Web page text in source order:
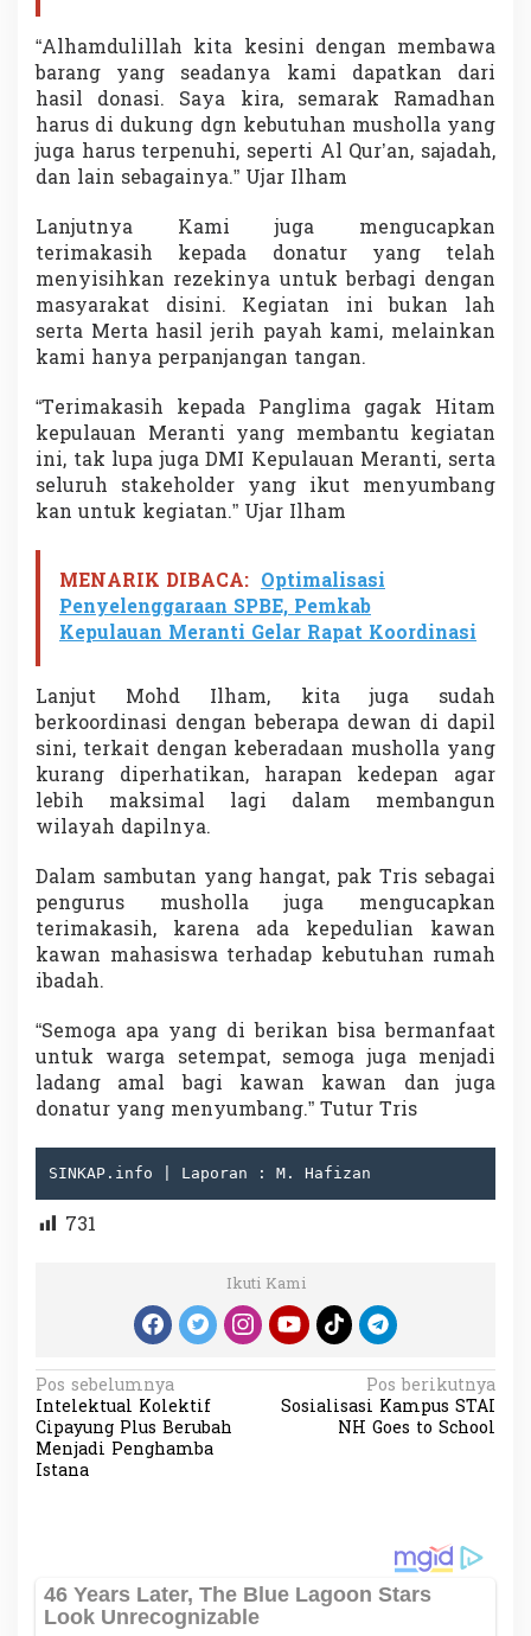
“Alhamdulillah kita kesini dengan membawa
barang yang seadanya kami dapatkan dari
hasil donasi. Saya kira, semarak Ramadhan
harus di dukung dgn kebutuhan musholla yang
juga harus terpenuhi, seperti Al Qur’an, sajadah,
dan lain sebagainya.” Ujar Ilham
Lanjutnya Kami juga mengucapkan
terimakasih kepada donatur yang telah
menyisihkan rezekinya untuk berbagi dengan
masyarakat disini. Kegiatan ini bukan lah
serta Merta hasil jerih payah kami, melainkan
kami hanya perpanjangan tangan.
“Terimakasih kepada Panglima gagak Hitam
kepulauan Meranti yang membantu kegiatan
ini, tak lupa juga DMI Kepulauan Meranti, serta
seluruh stakeholder yang ikut menyumbang
kan untuk kegiatan.” Ujar Ilham
MENARIK DIBACA: Optimalisasi
Penyelenggaraan SPBE, Pemkab
Kepulauan Meranti Gelar Rapat Koordinasi
Lanjut Mohd Ilham, kita juga sudah
berkoordinasi dengan beberapa dewan di dapil
sini, terkait dengan keberadaan musholla yang
kurang diperhatikan, harapan kedepan agar
lebih maksimal lagi dalam membangun
wilayah dapilnya.
Dalam sambutan yang hangat, pak Tris sebagai
pengurus musholla juga mengucapkan
terimakasih, karena ada kepedulian kawan
kawan mahasiswa terhadap kebutuhan rumah
ibadah.
“Semoga apa yang di berikan bisa bermanfaat
untuk warga setempat, semoga juga menjadi
ladang amal bagi kawan kawan dan juga
donatur yang menyumbang.” Tutur Tris
SINKAP.info | Laporan : M. Hafizan
731
Ikuti Kami
N
a
v
s
Pos sebelumnya
Intelektual Kolektif
Cipayung Plus Berubah
Menjadi Penghamba
Istana
Pos berikutnya
Sosialisasi Kampus STAI
NH Goes to School